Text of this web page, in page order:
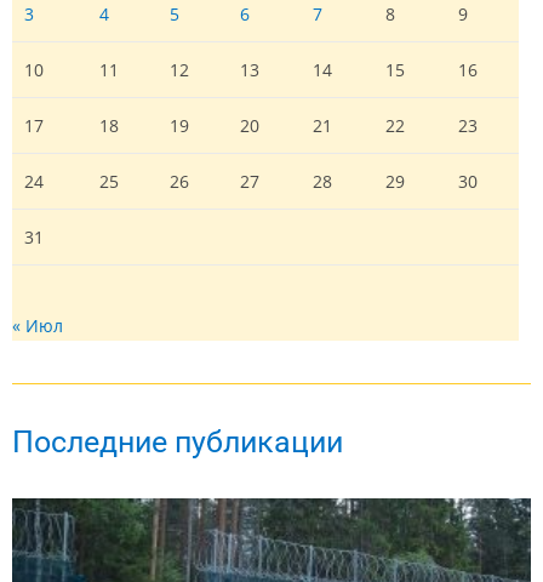
3 4 5 6 7 8 9
10 11 12 13 14 15 16
17 18 19 20 21 22 23
24 25 26 27 28 29 30
31
« Июл
Последние публикации